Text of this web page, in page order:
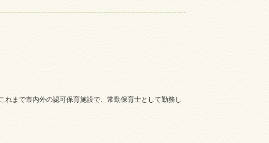
まで市内外の認可保育施設で、常勤保育士として勤務し